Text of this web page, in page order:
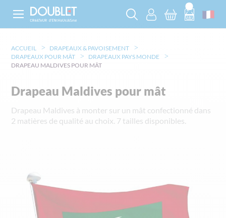
ACCUEIL
DRAPEAUX & PAVOISEMENT
DRAPEAUX POUR MÂT
DRAPEAUX PAYS MONDE
DRAPEAU MALDIVES POUR MÂT
Drapeau Maldives pour mât
Drapeau Maldives à monter sur un mât confectionné dans
2 matières de qualité au choix. 7 tailles disponibles.
images